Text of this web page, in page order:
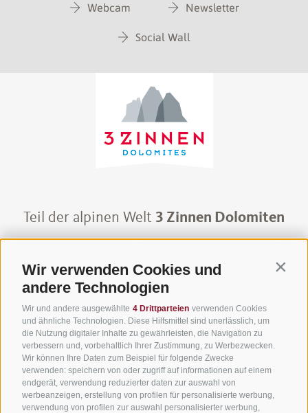
Wir verwenden Cookies und
andere Technologien
Wir und andere ausgewählte 4 Drittparteien verwenden Cookies
und ähnliche Technologien. Diese Hilfsmittel sind unerlässlich, um
die Nutzung digitaler Inhalte zu gewährleisten, die Navigation zu
verbessern und, vorbehaltlich Ihrer Zustimmung, zu Werbezwecken.
Wir können Ihre Daten zum Beispiel für folgende Zwecke
verwenden: speichern von oder zugriff auf informationen auf einem
endgerät, verwendung reduzierter daten zur auswahl von
werbeanzeigen, erstellung von profilen für personalisierte werbung,
verwendung von profilen zur auswahl personalisierter werbung,
Webcam Newsletter
Social Wall
Teil der alpinen Welt 3 Zinnen Dolomiten
Überschaubarkeit und Erlebnisdichte, die Nähe zu Dörfern und
imposanten Naturkulissen und die ortsverwurzelten Menschen
mit ihrer eindrucksvollen alpinen Geschichte machen aus dieser
schlägt.
Sitemap · Impressum · Finanzierung · Jobs · Cookie-
Richtlinie · Privacy ·
Cookie Präferenzen
UID IT01191160215
·